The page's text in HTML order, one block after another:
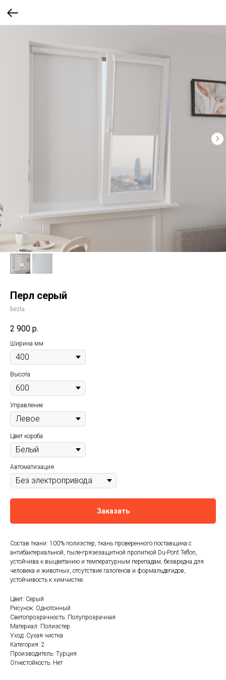
Перл серый
besta
2 900 р.
Ширина мм
Высота
Управление
Цвет короба
Автоматизация
Заказать
Состав ткани: 100% полиэстер, ткань проверенного поставщика с
антибактериальной, пыле-грязезащитной пропиткой Du-Pont Teflon,
устойчива к выцветанию и температурным перепадам, безвредна для
человека и животных, отсутствие галогенов и формальдегидов,
устойчивость к химчистке.
Цвет: Серый
Рисунок: Однотонный
Светопрозрачность: Полупрозрачная
Материал: Полиэстер
Уход: Сухая чистка
Категория: 2
Производитель: Турция
Огнестойкость: Нет